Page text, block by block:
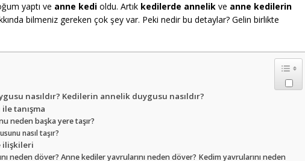
yaptı ve anne kedi oldu. Artık kedilerde annelik ve anne kedilerin
bilmeniz gereken çok şey var. Peki nedir bu detaylar? Gelin birlikte
nasıldır? Kedilerin annelik duygusu nasıldır?
tanışma
neden başka yere taşır?
nasıl taşır?
ilişkileri
neden döver? Anne kediler yavrularını neden döver? Kedim yavrularını neden